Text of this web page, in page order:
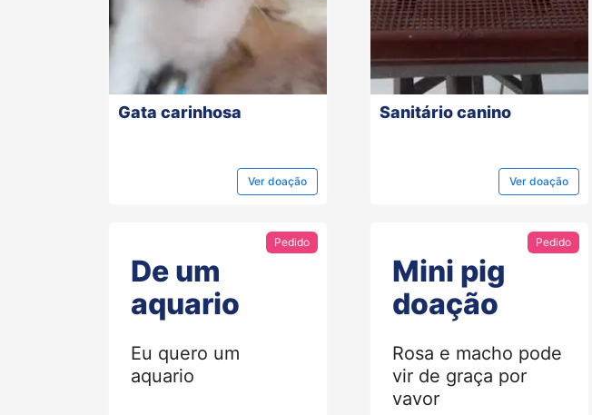
Gata carinhosa
Ver doação
Sanitário canino
Ver doação
Pedido
De um
aquario
Eu quero um
aquario
Pedido
Mini pig
doação
Rosa e macho pode
vir de graça por
vavor